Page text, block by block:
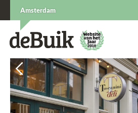
Vorige
Vorige
Amsterdam
De Buik van {city: city}
De Buik